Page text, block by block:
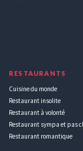
RESTAURANTS
Cuisine du monde
Restaurant insolite
Restaurant à volonté
Restaurant sympa et pas
Restaurant romantique